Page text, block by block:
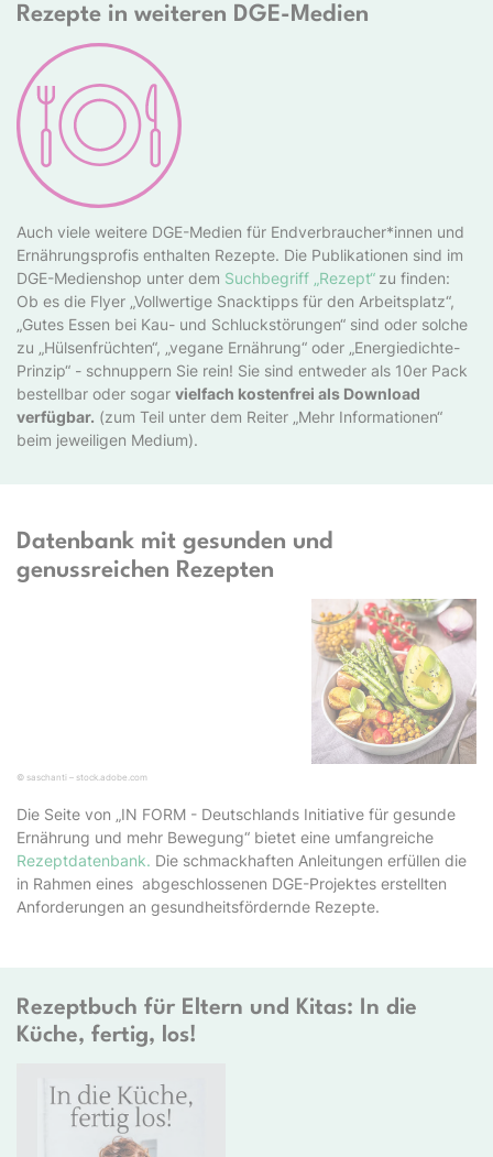
Rezepte in weiteren DGE-Medien
Auch viele weitere DGE-Medien für Endverbraucher*innen und
Ernährungsprofis enthalten Rezepte. Die Publikationen sind im
DGE-Medienshop unter dem Suchbegriff „Rezept“ zu finden:
Ob es die Flyer „Vollwertige Snacktipps für den Arbeitsplatz“,
„Gutes Essen bei Kau- und Schluckstörungen“ sind oder solche
zu „Hülsenfrüchten“, „vegane Ernährung“ oder „Energiedichte-
Prinzip“ - schnuppern Sie rein! Sie sind entweder als 10er Pack
bestellbar oder sogar vielfach kostenfrei als Download
verfügbar. (zum Teil unter dem Reiter „Mehr Informationen“
beim jeweiligen Medium).
Datenbank mit gesunden und
genussreichen Rezepten
© saschanti – stock.adobe.com
Die Seite von „IN FORM - Deutschlands Initiative für gesunde
Ernährung und mehr Bewegung“ bietet eine umfangreiche
Rezeptdatenbank. Die schmackhaften Anleitungen erfüllen die
in Rahmen eines abgeschlossenen DGE-Projektes erstellten
Anforderungen an gesundheitsfördernde Rezepte.
Rezeptbuch für Eltern und Kitas: In die
Küche, fertig, los!